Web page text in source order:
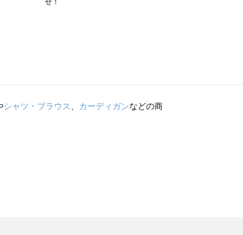
シャツ・ブラウス、 カーディガンなどの商